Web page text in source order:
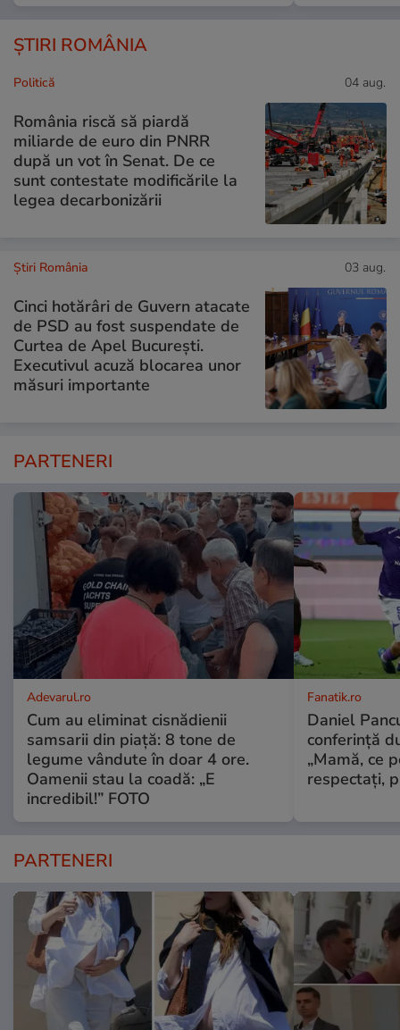
ȘTIRI ROMÂNIA
Politică 04 aug.
România riscă să piardă
miliarde de euro din PNRR
după un vot în Senat. De ce
sunt contestate modificările la
legea decarbonizării
Știri România 03 aug.
Cinci hotărâri de Guvern atacate
de PSD au fost suspendate de
Curtea de Apel București.
Executivul acuză blocarea unor
măsuri importante
PARTENERI
Adevarul.ro
Cum au eliminat cisnădienii
samsarii din piață: 8 tone de
legume vândute în doar 4 ore.
Oamenii stau la coadă: „E
incredibil!” FOTO
Fanatik.ro
Daniel
conferință
„Mamă, ce
respectați,
PARTENERI